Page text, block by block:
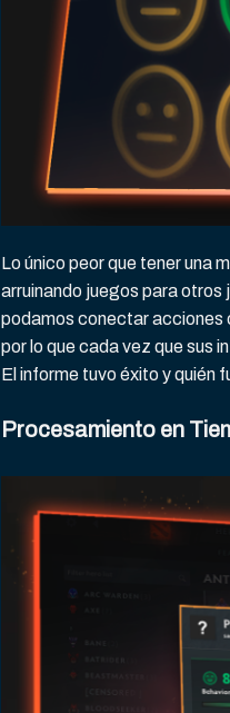
Lo único peor que tener una
arruinando juegos para
podamos conectar acciones
por lo que cada vez que sus
El informe tuvo éxito y quién
Procesamiento en